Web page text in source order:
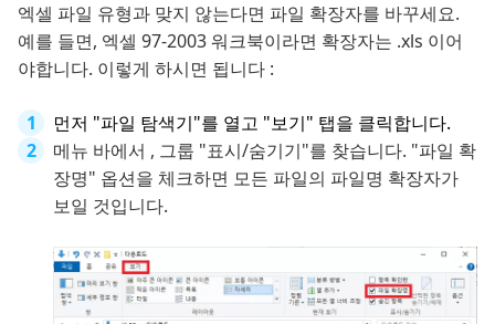
엑셀 파일 유형과 맞지 않는다면 파일 확장자를 바꾸세요.
예를 들면, 엑셀 97-2003 워크북이라면 확장자는 .xls 이어
야합니다. 이렇게 하시면 됩니다 :
먼저 "파일 탐색기"를 열고 "보기" 탭을 클릭합니다.
메뉴 바에서 , 그룹 "표시/숨기기"를 찾습니다. "파일 확
장명" 옵션을 체크하면 모든 파일의 파일명 확장자가
보일 것입니다.